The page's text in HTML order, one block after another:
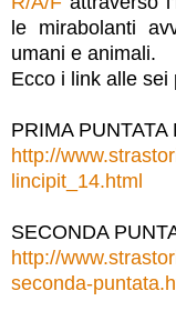
le mirabolanti
umani e animali.
Ecco i link alle sei
PRIMA PUNTATA
http://
lincipit_14.html
SECONDA
http://
seconda-